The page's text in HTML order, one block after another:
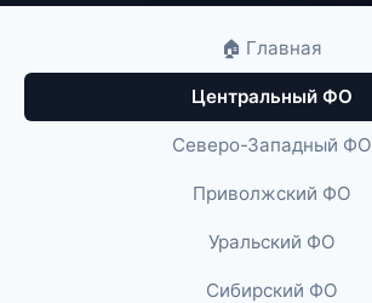
🏠 Главная
Центральный ФО
Северо-Западный ФО
Приволжский ФО
Уральский ФО
Сибирский ФО